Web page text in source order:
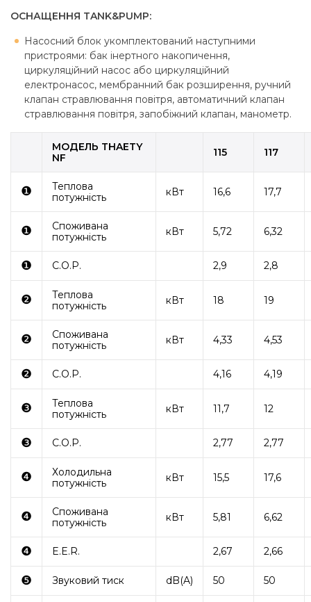
ОСНАЩЕННЯ TANK&PUMP:
Насосний блок укомплектований наступними
пристроями: бак інертного накопичення,
циркуляційний насос або циркуляційний
електронасос, мембранний бак розширення, ручний
клапан стравлювання повітря, автоматичний клапан
стравлювання повітря, запобіжний клапан, манометр.
МОДЕЛЬ THAETY
NF
115 117
❶
Теплова
потужність
кВт 16,6 17,7
❶
Споживана
потужність
кВт 5,72 6,32
❶ C.O.P. 2,9 2,8
❷
Теплова
потужність
кВт 18 19
❷
Споживана
потужність
кВт 4,33 4,53
❷ C.O.P. 4,16 4,19
❸
Теплова
потужність
кВт 11,7 12
❸ C.O.P. 2,77 2,77
❹
Холодильна
потужність
кВт 15,5 17,6
❹
Споживана
потужність
кВт 5,81 6,62
❹ E.E.R. 2,67 2,66
❺ Звуковий тиск dB(A) 50 50